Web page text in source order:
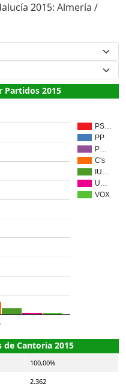
2015: Almería /
Partidos 2015
PS…
PP
P…
C's
IU…
U…
VOX
de Cantoria 2015
100,00%
2.362